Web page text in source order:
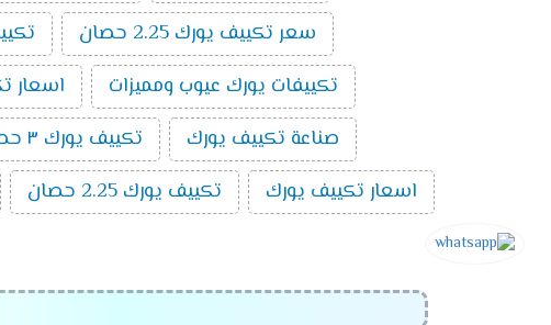
سعر تكييف يورك 2.25 حصان
تكييفات يورك عيوب ومميزات
اسعار
صناعة تكييف يورك
تكييف يورك ٣ حصان
اسعار تكييف يورك
تكييف يورك 2.25 حصان